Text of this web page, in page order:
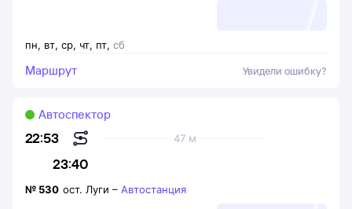
пн, вт, ср, чт, пт, сб
Маршрут Увидели ошибку?
22:53
23:40
47 м
Автоспектор
№ 530 ост. Луги – Автостанция